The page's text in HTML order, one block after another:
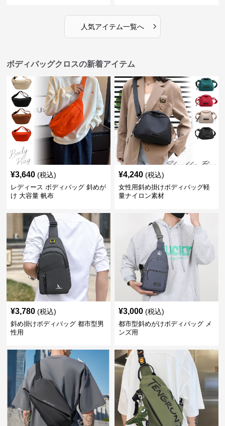
人気アイテム一覧へ ›
ボディバッグクロスの新着アイテム
¥3,640 (税込)
レディース ボディバッグ 斜めが
け 大容量 帆布
¥4,240 (税込)
女性用斜め掛けボディバッグ軽
量ナイロン素材
¥3,780 (税込)
斜め掛けボディバッグ 都市型男
性用
¥3,000 (税込)
都市型斜めがけボディバッグ メ
ンズ用